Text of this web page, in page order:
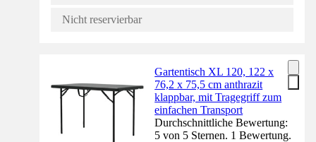
Nicht reservierbar
Gartentisch XL 120, 122 x
76,2 x 75,5 cm anthrazit
klappbar, mit Tragegriff zum
einfachen Transport
Durchschnittliche Bewertung:
5 von 5 Sternen. 1 Bewertung.